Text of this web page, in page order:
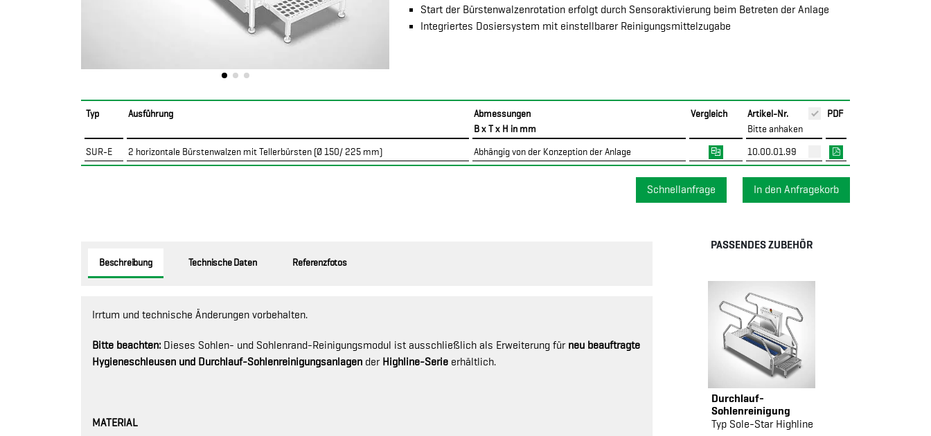
Start der Bürstenwalzenrotation erfolgt durch Sensoraktivierung beim Betreten der Anlage
Integriertes Dosiersystem mit einstellbarer Reinigungsmittelzugabe
Typ Ausführung
Abmessungen
B x T x H in mm
Vergleich
Artikel-Nr.
Bitte anhaken
PDF
SUR-E 2 horizontale Bürstenwalzen mit Tellerbürsten (Ø 150/ 225 mm) Abhängig von der Konzeption der Anlage 10.00.01.99
Schnellanfrage
Beschreibung Technische Daten Referenzfotos
Irrtum und technische Änderungen vorbehalten.
Bitte beachten: Dieses Sohlen- und Sohlenrand-Reinigungsmodul ist ausschließlich als Erweiterung für neu beauftragte
Hygieneschleusen und Durchlauf-Sohlenreinigungsanlagen der Highline-Serie erhältlich.
MATERIAL
PASSENDES ZUBEHÖR
Durchlauf-
Sohlenreinigung
Typ Sole-Star Highline